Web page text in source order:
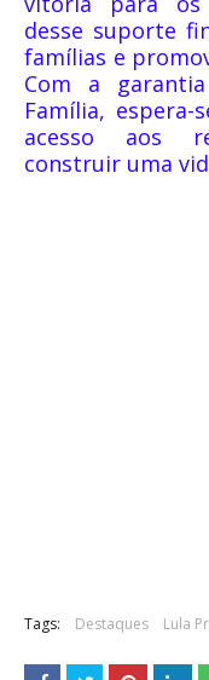
desse suporte
famílias e
Com a
Família,
acesso aos
construir uma
Tags: Destaques Lula